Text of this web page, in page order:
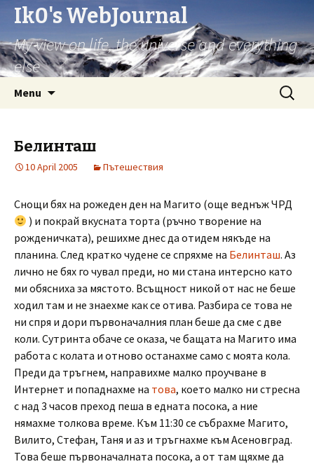
Ik0's WebJournal
My view on life, the universe and everything
else
Menu
Search
for:
Белинташ
10 April 2005 Пътешествия
Снощи бях на рожеден ден на Магито (още веднъж ЧРД
) и покрай вкусната торта (ръчно творение на
рожденичката), решихме днес да отидем някъде на
планина. След кратко чудене се спряхме на Белинташ. Аз
лично не бях го чувал преди, но ми стана интерсно като
ми обясниха за мястото. Всъщност никой от нас не беше
ходил там и не знаехме как се отива. Разбира се това не
ни спря и дори първоначалния план беше да сме с две
коли. Сутринта обаче се оказа, че бащата на Магито има
работа с колата и отново останахме само с моята кола.
Преди да тръгнем, направихме малко проучване в
Интернет и попаднахме на това, което малко ни стресна
с над 3 часов преход пеша в едната посока, а ние
нямахме толкова време. Към 11:30 се събрахме Магито,
Вилито, Стефан, Таня и аз и тръгнахме към Асеновград.
Това беше първоначалната посока, а от там щяхме да